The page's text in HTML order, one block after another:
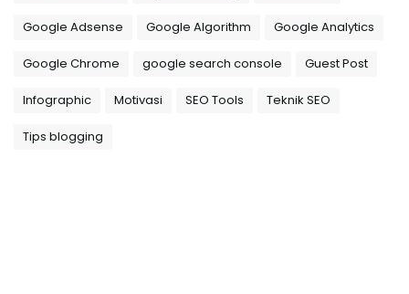
Google Adsense Google Algorithm Google Analytics
Google Chrome google search console Guest Post
Infographic Motivasi SEO Tools Teknik SEO
Tips blogging